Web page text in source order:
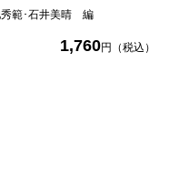
秀範･石井美晴 編
1,760円（税込）